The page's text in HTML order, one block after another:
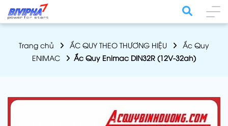
Trang chủ ẮC QUY THEO THƯƠNG HIỆU
Ắc Quy
ENIMAC
Ắc Quy Enimac DIN32R (12V-32ah)